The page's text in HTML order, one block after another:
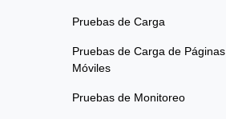
Pruebas de Carga
Pruebas de Carga de Páginas
Móviles
Pruebas de Monitoreo